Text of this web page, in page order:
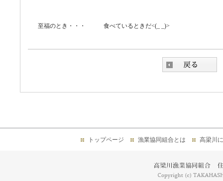
至福のとき・・・ 食べているときだ<(_ _)>
トップページ 漁業協同組合とは 高梁川